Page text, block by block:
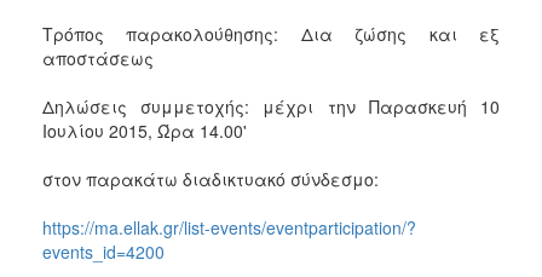
Τρόπος παρακολούθησης: Δια ζώσης και εξ
αποστάσεως
Δηλώσεις συμμετοχής: μέχρι την Παρασκευή 10
Ιουλίου 2015, Ώρα 14.00'
στον παρακάτω διαδικτυακό σύνδεσμο:
https://ma.ellak.gr/list-events/eventparticipation/?
events_id=4200